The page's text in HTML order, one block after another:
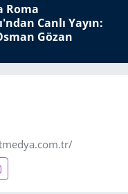
Roma
Canlı Yayın:
Gözan